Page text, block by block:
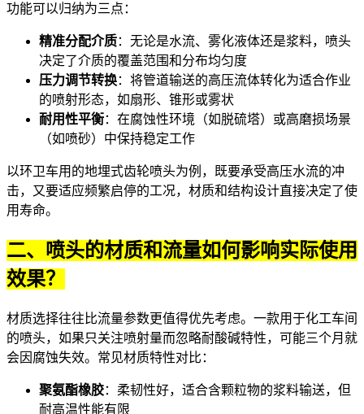
功能可以归纳为三点：
精准分配介质：无论是水流、雾化液体还是浆料，喷头
决定了介质的覆盖范围和分布均匀度
压力调节转换：将管道输送的高压流体转化为适合作业
的喷射形态，如扇形、锥形或雾状
耐用性平衡：在腐蚀性环境（如脱硫塔）或高磨损场景
（如喷砂）中保持稳定工作
以环卫车用的地埋式齿轮喷头为例，既要承受高压水流的冲
击，又要适应频繁启停的工况，材质和结构设计直接决定了使
用寿命。
二、喷头的材质和流量如何影响实际使用
效果？
材质选择往往比流量参数更值得优先考虑。一款用于化工车间
的喷头，如果只关注喷射量而忽略耐酸碱特性，可能三个月就
会因腐蚀失效。常见材质特性对比：
聚氨酯橡胶：柔韧性好，适合含颗粒物的浆料输送，但
耐高温性能有限